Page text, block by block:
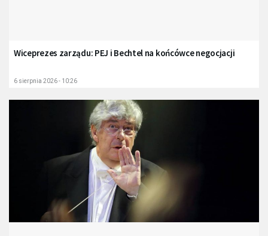
Wiceprezes zarządu: PEJ i Bechtel na końcówce negocjacji
6 sierpnia 2026 - 10:26